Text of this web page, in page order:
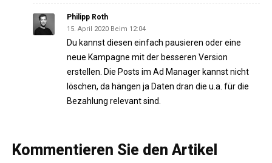
Philipp Roth
15. April 2020 Beim 12:04
Du kannst diesen einfach pausieren oder eine
neue Kampagne mit der besseren Version
erstellen. Die Posts im Ad Manager kannst nicht
löschen, da hängen ja Daten dran die u.a. für die
Bezahlung relevant sind.
Kommentieren Sie den Artikel